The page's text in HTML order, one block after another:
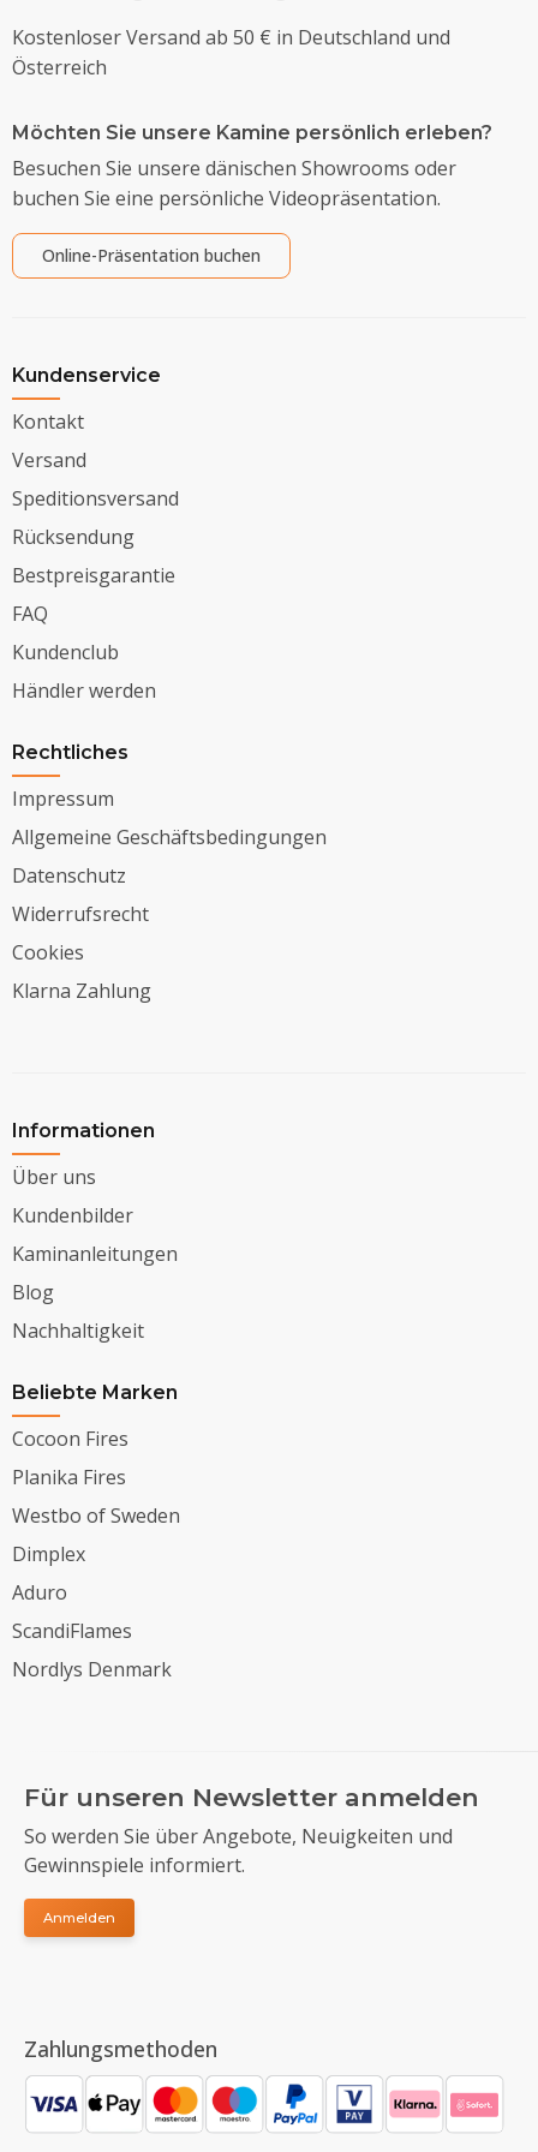
Kostenloser Versand ab 50 € in Deutschland und
Österreich
Möchten Sie unsere Kamine persönlich erleben?
Besuchen Sie unsere dänischen Showrooms oder
buchen Sie eine persönliche Videopräsentation.
Online-Präsentation buchen
Kundenservice
Kontakt
Versand
Speditionsversand
Rücksendung
Bestpreisgarantie
FAQ
Kundenclub
Händler werden
Rechtliches
Impressum
Allgemeine Geschäftsbedingungen
Datenschutz
Widerrufsrecht
Cookies
Klarna Zahlung
Informationen
Über uns
Kundenbilder
Kaminanleitungen
Blog
Nachhaltigkeit
Beliebte Marken
Cocoon Fires
Planika Fires
Westbo of Sweden
Dimplex
Aduro
ScandiFlames
Nordlys Denmark
Für unseren Newsletter anmelden
So werden Sie über Angebote, Neuigkeiten und
Gewinnspiele informiert.
Anmelden
Zahlungsmethoden